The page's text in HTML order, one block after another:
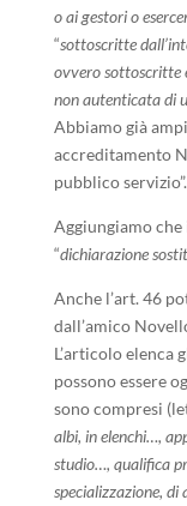
o ai gestori o
“sottoscritte
ovvero sottoscritte
non autenticata di
Abbiamo già
accreditamento
pubblico servizio”.
Aggiungiamo
“dichiarazione
Anche l’art. 46
dall’amico
L’articolo elenca
possono essere
sono compresi
albi, in elenchi…,
studio…, qualifica
specializzazione,